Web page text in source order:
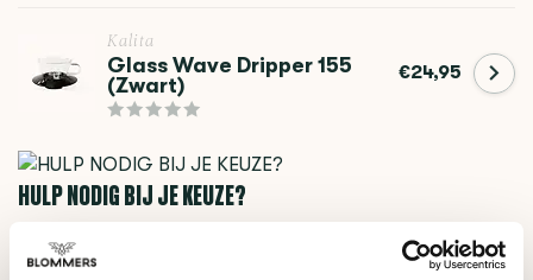
Kalita
Glass Wave Dripper 155
(Zwart)
€24,95
HULP NODIG BIJ JE KEUZE?